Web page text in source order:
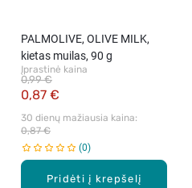
Pridėti į krepšelį
PALMOLIVE, OLIVE MILK,
kietas muilas, 90 g
Įprastinė kaina
0,87 €
0,99 €
30 dienų mažiausia kaina:
0,87 €
0